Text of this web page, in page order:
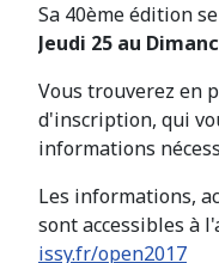
Sa 40ème édition
Jeudi 25 au
Vous trouverez en
d'inscription, qui
informations
Les informations,
sont accessibles à
issy.fr/open2017